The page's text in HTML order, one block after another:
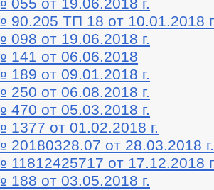
055 от 19.06.2018 г.
90.205 ТП 18 от 10.01.2018
098 от 19.06.2018 г.
141 от 06.06.2018
189 от 09.01.2018 г.
250 от 06.08.2018 г.
470 от 05.03.2018 г.
1377 от 01.02.2018 г.
20180328.07 от 28.03.2018 г.
11812425717 от 17.12.2018
188 от 03.05.2018 г.